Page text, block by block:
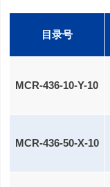
目录号
MCR-436-10-Y-10
MCR-436-50-X-10